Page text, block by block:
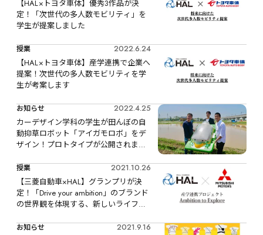
【HAL×トヨタ車体】優秀3作品が決
定！「次世代の多人数モビリティ」を
学生が提案しました
授業
2022.6.24
【HAL×トヨタ車体】産学連携で企業へ
提案！次世代の多人数モビリティを学
生が考案します
お知らせ
2022.4.25
カーデザイン学科の学生が田んぼの自
動抑草ロボット「アイガモロボ」をデ
ザイン！プロトタイプが公開されまし
授業
2021.10.26
【三菱自動車×HAL】グランプリが決
定！「Drive your ambition」のブランド
の世界観を体現する、新しいライフス
お知らせ
2021.9.16